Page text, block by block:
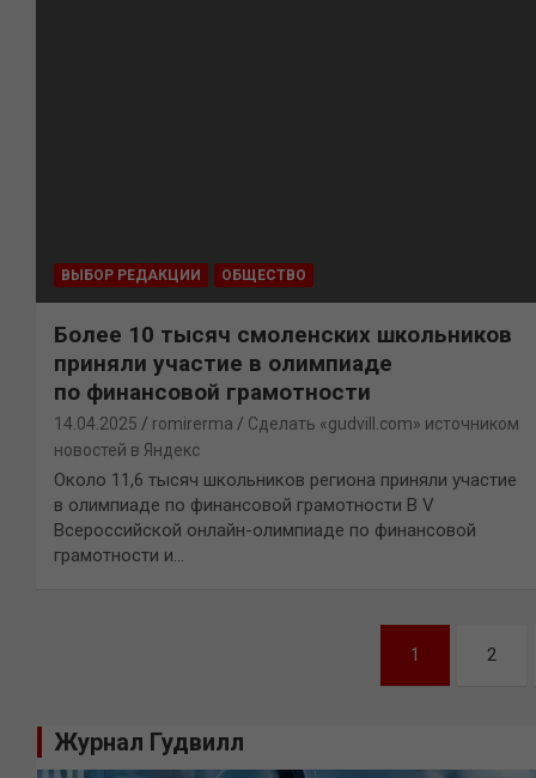
ВЫБОР РЕДАКЦИИ ОБЩЕСТВО
Более 10 тысяч смоленских школьников
приняли участие в олимпиаде
по финансовой грамотности
14.04.2025 romirerma
Сделать «gudvill.com» источником
новостей в Яндекс
Около 11,6 тысяч школьников региона приняли участие
в олимпиаде по финансовой грамотности В V
Всероссийской онлайн-олимпиаде по финансовой
грамотности и…
записям
1 2
Журнал Гудвилл